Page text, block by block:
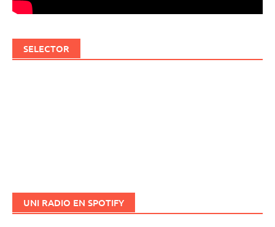
SELECTOR
UNI RADIO EN SPOTIFY